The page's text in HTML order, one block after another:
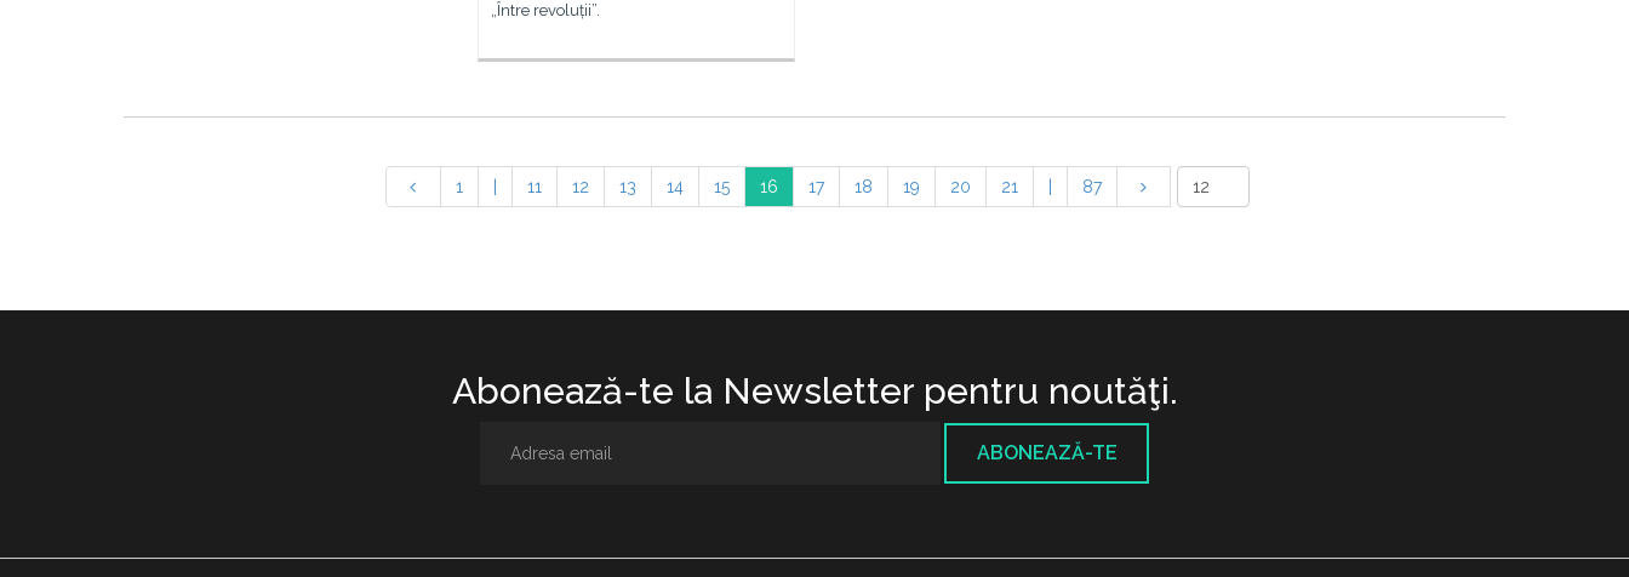
„Între revoluții”.
1 11 12 13 14 15 16 17 18 19 20 21 87
Abonează-te la Newsletter pentru noutăţi.
ABONEAZĂ-TE